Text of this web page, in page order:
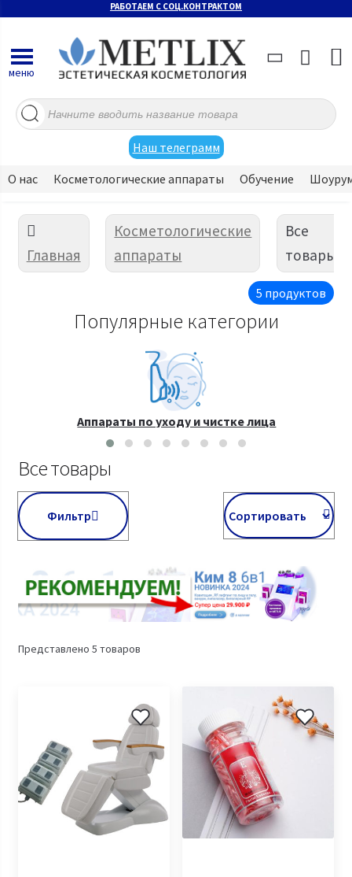
РАБОТАЕМ С СОЦ.КОНТРАКТОМ
Поиск
товаров
Наш телеграмм
меню
О нас Косметологические аппараты Обучение
Главная
Косметологические
аппараты
Все
товары
5 продуктов
Популярные категории
Аппараты по уходу и чистке лица
Все товары
Фильтр
Представлено 5 товаров